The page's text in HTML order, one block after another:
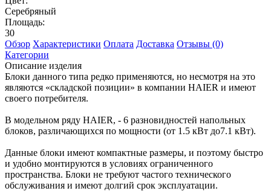
Серебряный
Площадь:
30
Обзор Характеристики Оплата Доставка Отзывы (0)
Категории
Описание изделия
Блоки данного типа редко применяются, но несмотря на это
являются «складской позиции» в компании HAIER и имеют
своего потребителя.
В модельном ряду HAIER, - 6 разновидностей напольных
блоков, различающихся по мощности (от 1.5 кВт до7.1 кВт).
Данные блоки имеют компактные размеры, и поэтому быстро
и удобно монтируются в условиях ограниченного
пространства. Блоки не требуют частого технического
обслуживания и имеют долгий срок эксплуатации.